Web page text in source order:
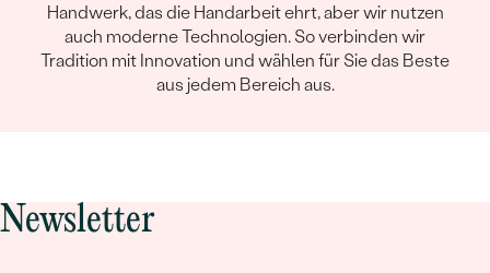
Handwerk, das die Handarbeit ehrt, aber wir nutzen
auch moderne Technologien. So verbinden wir
Tradition mit Innovation und wählen für Sie das Beste
aus jedem Bereich aus.
Newsletter